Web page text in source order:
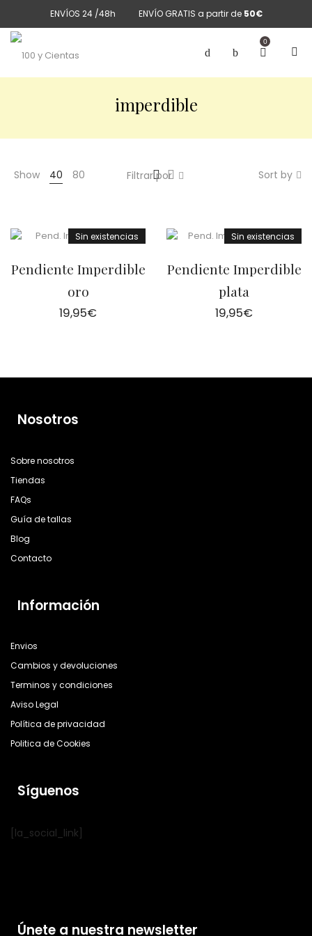
ENVÍOS 24 /48h ENVÍO GRATIS a partir de 50€
0
imperdible
Show 40 80 Sort by
Filtrar por
Sin existencias
Pendiente Imperdible
oro
19,95€
Sin existencias
Pendiente Imperdible
plata
19,95€
Nosotros
Sobre nosotros
Tiendas
FAQs
Guía de tallas
Blog
Contacto
Información
Envios
Cambios y devoluciones
Terminos y condiciones
Aviso Legal
Política de privacidad
Politica de Cookies
Síguenos
[la_social_link]
Únete a nuestra newsletter